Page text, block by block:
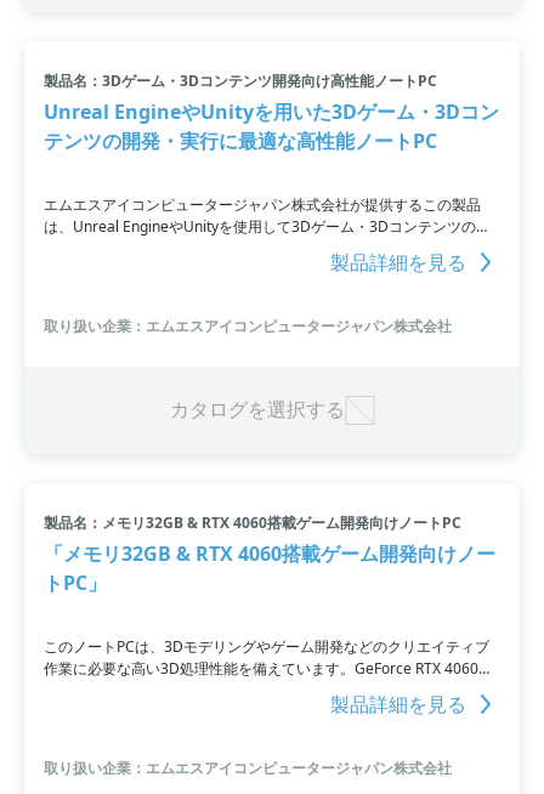
製品名：3Dゲーム・3Dコンテンツ開発向け高性能ノートPC
Unreal EngineやUnityを用いた3Dゲーム・3Dコン
テンツの開発・実行に最適な高性能ノートPC
エムエスアイコンピュータージャパン株式会社が提供するこの製品
は、Unreal EngineやUnityを使用して3Dゲーム・3Dコンテンツの開
発・実行を行うために最適な性能を持つ高性能ノートPCです。
GeForce RTX 4080 Laptop GPUを搭載し、4K解像度でのゲームが快
作や大容量メモリ64GB、大容量1TB SSDの搭載により、大型コンテ
ンツの実行や持ち運びも容易に行うことが可能。ノートPCで4K解像
製品詳細を見る
取り扱い企業：エムエスアイコンピュータージャパン株式会社
カタログを選択する
製品名：メモリ32GB & RTX 4060搭載ゲーム開発向けノートPC
「メモリ32GB & RTX 4060搭載ゲーム開発向けノー
トPC」
このノートPCは、3Dモデリングやゲーム開発などのクリエイティブ
作業に必要な高い3D処理性能を備えています。GeForce RTX 4060
Laptop GPUの搭載により、デスクトップPCが必要とされていたソフ
トウェアの高速・快適な動作が可能。Core i7-13620Hプロセッサと
な動作を実現しています。さらに1TBの高速SSDも搭載しており、デ
ータの読み込み・書き込み時間を短縮します。デスクトップPCで行っ
製品詳細を見る
取り扱い企業：エムエスアイコンピュータージャパン株式会社